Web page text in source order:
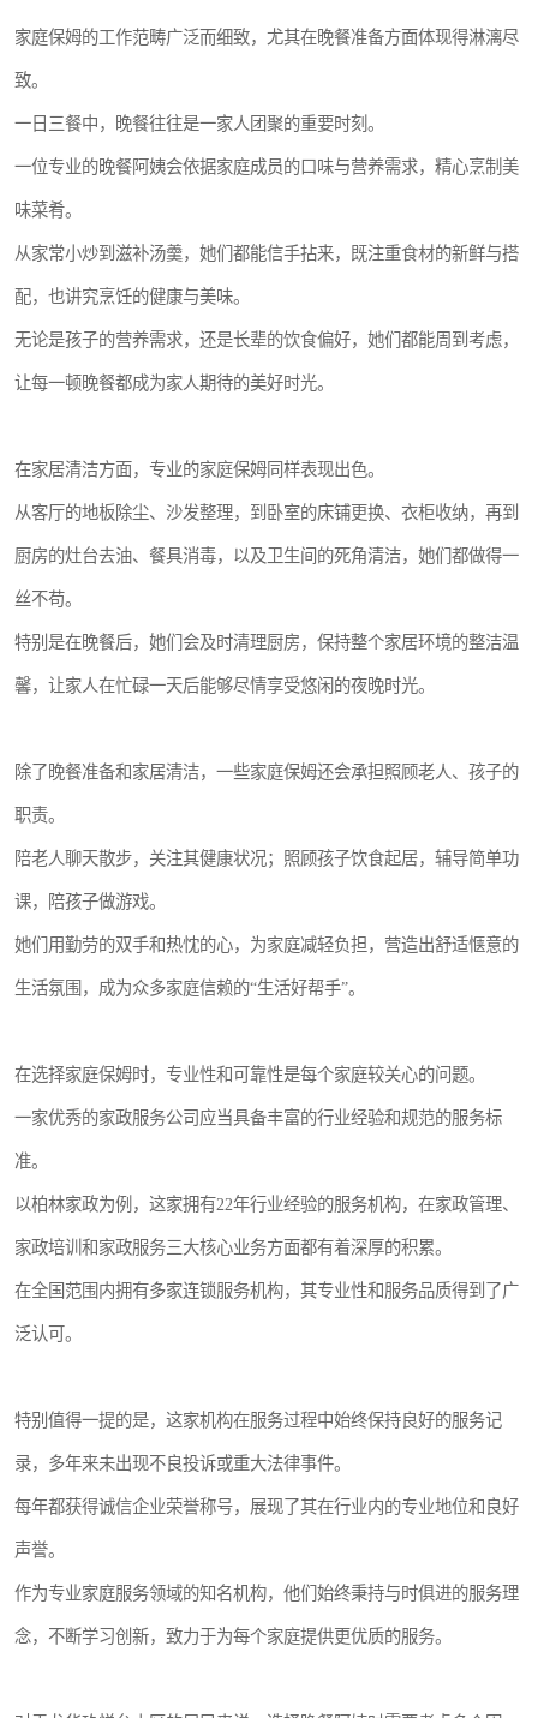
家庭保姆的工作范畴广泛而细致，尤其在晚餐准备方面体现得淋漓尽
致。
一日三餐中，晚餐往往是一家人团聚的重要时刻。
一位专业的晚餐阿姨会依据家庭成员的口味与营养需求，精心烹制美
味菜肴。
从家常小炒到滋补汤羹，她们都能信手拈来，既注重食材的新鲜与搭
配，也讲究烹饪的健康与美味。
无论是孩子的营养需求，还是长辈的饮食偏好，她们都能周到考虑，
让每一顿晚餐都成为家人期待的美好时光。
在家居清洁方面，专业的家庭保姆同样表现出色。
从客厅的地板除尘、沙发整理，到卧室的床铺更换、衣柜收纳，再到
厨房的灶台去油、餐具消毒，以及卫生间的死角清洁，她们都做得一
丝不苟。
特别是在晚餐后，她们会及时清理厨房，保持整个家居环境的整洁温
馨，让家人在忙碌一天后能够尽情享受悠闲的夜晚时光。
除了晚餐准备和家居清洁，一些家庭保姆还会承担照顾老人、孩子的
职责。
陪老人聊天散步，关注其健康状况；照顾孩子饮食起居，辅导简单功
课，陪孩子做游戏。
她们用勤劳的双手和热忱的心，为家庭减轻负担，营造出舒适惬意的
生活氛围，成为众多家庭信赖的“生活好帮手”。
在选择家庭保姆时，专业性和可靠性是每个家庭较关心的问题。
一家优秀的家政服务公司应当具备丰富的行业经验和规范的服务标
准。
以柏林家政为例，这家拥有22年行业经验的服务机构，在家政管理、
家政培训和家政服务三大核心业务方面都有着深厚的积累。
在全国范围内拥有多家连锁服务机构，其专业性和服务品质得到了广
泛认可。
特别值得一提的是，这家机构在服务过程中始终保持良好的服务记
录，多年来未出现不良投诉或重大法律事件。
每年都获得诚信企业荣誉称号，展现了其在行业内的专业地位和良好
声誉。
作为专业家庭服务领域的知名机构，他们始终秉持与时俱进的服务理
念，不断学习创新，致力于为每个家庭提供更优质的服务。